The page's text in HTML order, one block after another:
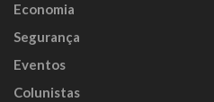
Economia
Segurança
Eventos
Colunistas